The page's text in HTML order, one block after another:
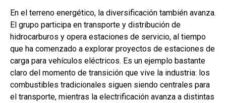
En el terreno energético, la diversificación también avanza.
El grupo participa en transporte y distribución de
hidrocarburos y opera estaciones de servicio, al tiempo
que ha comenzado a explorar proyectos de estaciones de
carga para vehículos eléctricos. Es un ejemplo bastante
claro del momento de transición que vive la industria: los
combustibles tradicionales siguen siendo centrales para
el transporte, mientras la electrificación avanza a distintas